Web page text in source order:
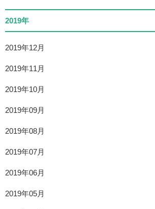
2019年
2019年12月
2019年11月
2019年10月
2019年09月
2019年08月
2019年07月
2019年06月
2019年05月